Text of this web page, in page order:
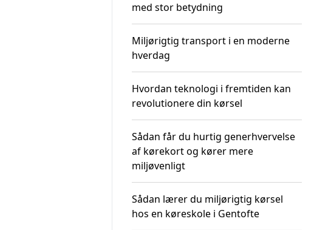
med stor betydning
Miljørigtig transport i en moderne
hverdag
Hvordan teknologi i fremtiden kan
revolutionere din kørsel
Sådan får du hurtig generhvervelse
af kørekort og kører mere
miljøvenligt
Sådan lærer du miljørigtig kørsel
hos en køreskole i Gentofte